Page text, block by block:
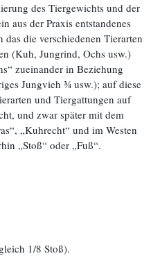
des Tiergewichts und der
aus der Praxis entstandenes
die verschiedenen Tierarten
(Kuh, Jungrind, Ochs usw.)
zueinander in Beziehung
Jungvieh ¾ usw.); auf diese
und Tiergattungen auf
und zwar später mit dem
„Kuhrecht“ und im Westen
„Stoß“ oder „Fuß“.
1/8 Stoß).